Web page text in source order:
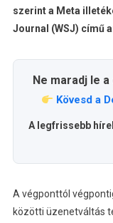
szerint a Meta
Journal (WSJ) című
Ne maradj le
Kövesd a
A legfrissebb
A végponttól
közötti üzenetváltás